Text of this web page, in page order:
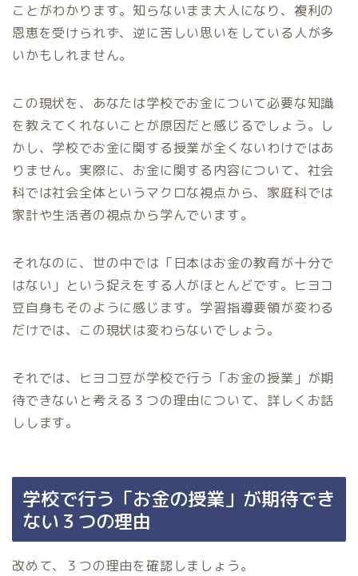
ことがわかります。知らないまま大人になり、複利の
恩恵を受けられず、逆に苦しい思いをしている人が多
いかもしれません。
この現状を、あなたは学校でお金について必要な知識
を教えてくれないことが原因だと感じるでしょう。し
かし、学校でお金に関する授業が全くないわけではあ
りません。実際に、お金に関する内容について、社会
科では社会全体というマクロな視点から、家庭科では
家計や生活者の視点から学んでいます。
それなのに、世の中では「日本はお金の教育が十分で
はない」という捉えをする人がほとんどです。ヒヨコ
豆自身もそのように感じます。学習指導要領が変わる
だけでは、この現状は変わらないでしょう。
それでは、ヒヨコ豆が学校で行う「お金の授業」が期
待できないと考える３つの理由について、詳しくお話
しします。
学校で行う「お金の授業」が期待でき
ない３つの理由
改めて、３つの理由を確認しましょう。